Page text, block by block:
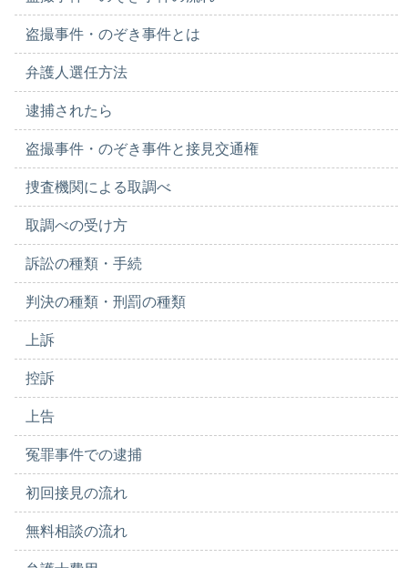
盗撮事件・のぞき事件とは
弁護人選任方法
逮捕されたら
盗撮事件・のぞき事件と接見交通権
捜査機関による取調べ
取調べの受け方
訴訟の種類・手続
判決の種類・刑罰の種類
上訴
控訴
上告
冤罪事件での逮捕
初回接見の流れ
無料相談の流れ